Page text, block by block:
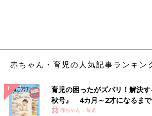
もしいつか自分に孫ができたら、お背中カイ
きたいなぁなんて夢がふくらみます。
新派閥登場！『ママの腕スリスリ』
ちなみに息子はというと、どうやら『お背
赤ちゃん・育児の人気記事ランキン
育児の困ったがズバリ！解決
秋号』 4カ月～2才になるまで
いっぱい！
赤ちゃん・育児